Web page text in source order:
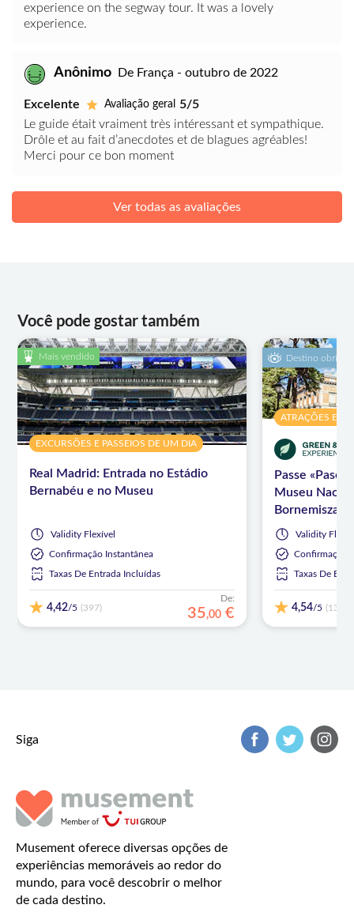
experience on the segway tour. It was a lovely
experience.
Anônimo De França - outubro de 2022
Excelente Avaliação geral
5/5
Le guide était vraiment très intéressant et sympathique.
Drôle et au fait d’anecdotes et de blagues agréables!
Merci pour ce bon moment
Ver todas as avaliações
Você pode gostar também
Mais vendido
EXCURSÕES E PASSEIOS DE UM DIA
Real Madrid: Entrada no Estádio
Bernabéu e no Museu
Validity Flexível
Confirmação Instantânea
Taxas De Entrada Incluídas
4,42/5 (397)
De:
35,00 €
Destino
ATRAÇÕES E
Passe
Museu
Bornemisza,
Museu do
Validity
Confirmação
Taxas De
4,54/5 (1386)
Siga
Musement oferece diversas opções de
experiências memoráveis ao redor do
mundo, para você descobrir o melhor
de cada destino.